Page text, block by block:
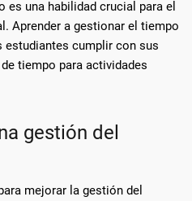
una habilidad crucial para el
Aprender a gestionar el tiempo
estudiantes cumplir con sus
tiempo para actividades
gestión del
mejorar la gestión del